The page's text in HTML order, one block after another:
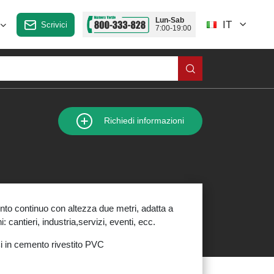
Scrivici
Lun-Sab
7:00-19:00
IT
Richiedi informazioni
continuo con altezza due metri, adatta a
cantieri, industria,servizi, eventi, ecc.
in cemento rivestito PVC